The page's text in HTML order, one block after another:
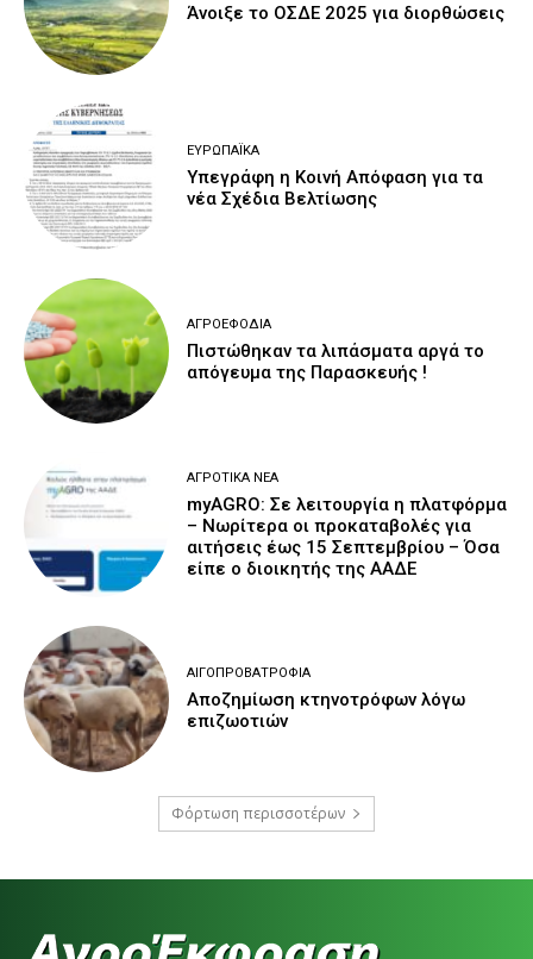
Άνοιξε το ΟΣΔΕ 2025 για διορθώσεις
ΕΥΡΩΠΑΪΚΆ
Υπεγράφη η Κοινή Απόφαση για τα
νέα Σχέδια Βελτίωσης
ΑΓΡΟΕΦΌΔΙΑ
Πιστώθηκαν τα λιπάσματα αργά το
απόγευμα της Παρασκευής !
ΑΓΡΟΤΙΚΆ ΝΈΑ
myAGRO: Σε λειτουργία η πλατφόρμα
– Νωρίτερα οι προκαταβολές για
αιτήσεις έως 15 Σεπτεμβρίου – Όσα
είπε ο διοικητής της ΑΑΔΕ
ΑΙΓΟΠΡΟΒΑΤΡΟΦΊΑ
Αποζημίωση κτηνοτρόφων λόγω
επιζωοτιών
Φόρτωση περισσοτέρων